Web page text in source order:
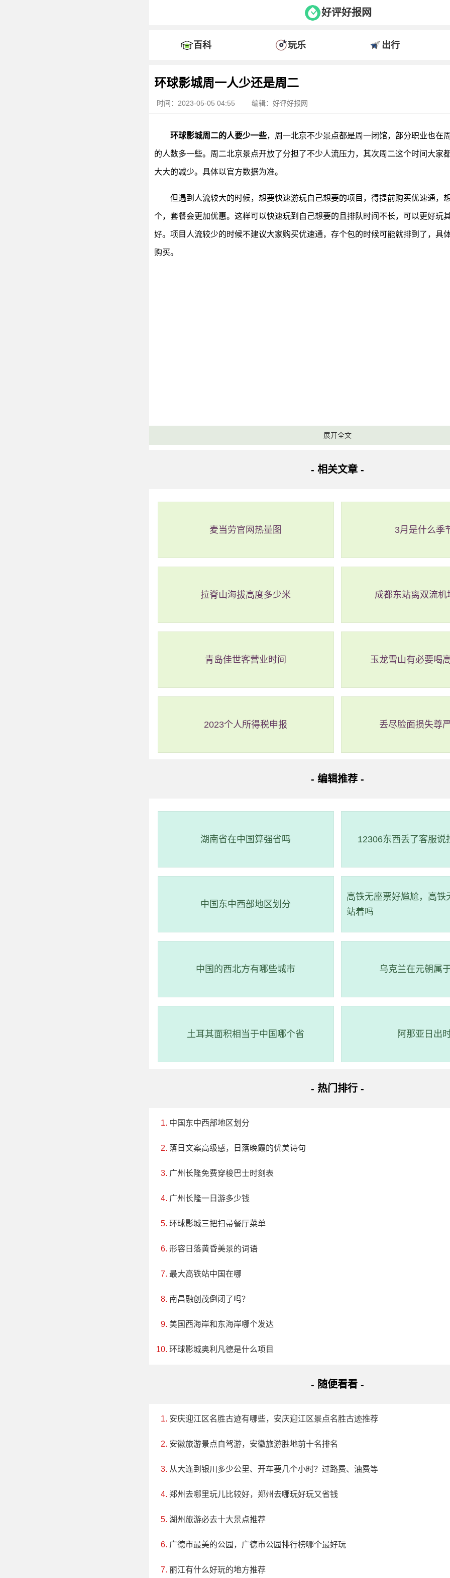
好评好报网
百科 玩乐 出行
环球影城周一人少还是周二
时间：2023-05-05 04:55 编辑：好评好报网
环球影城周二的人要少一些，周一北京不少景点都是周一闭馆，部分职业也在
的人数多一些。周二北京景点开放了分担了不少人流压力，其次周二这个时间大家
大大的减少。具体以官方数据为准。
但遇到人流较大的时候，想要快速游玩自己想要的项目，得提前购买优速通，
个，套餐会更加优惠。这样可以快速玩到自己想要的且排队时间不长，可以更好玩
好。项目人流较少的时候不建议大家购买优速通，存个包的时候可能就排到了，具
购买。
展开全文
- 相关文章 -
麦当劳官网热量图 3月是什么季
拉脊山海拔高度多少米 成都东站离双流机
青岛佳世客营业时间 玉龙雪山有必要喝
2023个人所得税申报 丢尽脸面损失尊
- 编辑推荐 -
湖南省在中国算强省吗 12306东西丢了客服说
中国东中西部地区划分
高铁无座票好尴尬，高铁
站着吗
中国的西北方有哪些城市 乌克兰在元朝属
土耳其面积相当于中国哪个省 阿那亚日出
- 热门排行 -
中国东中西部地区划分
落日文案高级感，日落晚霞的优美诗句
广州长隆免费穿梭巴士时刻表
广州长隆一日游多少钱
环球影城三把扫帚餐厅菜单
形容日落黄昏美景的词语
最大高铁站中国在哪
南昌融创茂倒闭了吗？
美国西海岸和东海岸哪个发达
环球影城奥利凡德是什么项目
- 随便看看 -
安庆迎江区名胜古迹有哪些，安庆迎江区景点名胜古迹推荐
安徽旅游景点自驾游，安徽旅游胜地前十名排名
从大连到银川多少公里、开车要几个小时？过路费、油费等
郑州去哪里玩儿比较好，郑州去哪玩好玩又省钱
湖州旅游必去十大景点推荐
广德市最美的公园，广德市公园排行榜哪个最好玩
丽江有什么好玩的地方推荐